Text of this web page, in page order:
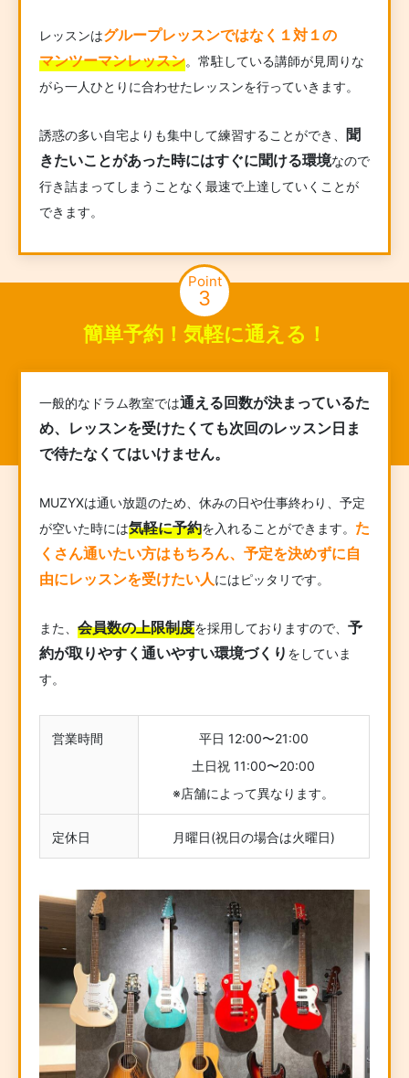
レッスンはグループレッスンではなく１対１の
マンツーマンレッスン。常駐している講師が見周りな
がら一人ひとりに合わせたレッスンを行っていきます。
誘惑の多い自宅よりも集中して練習することができ、 聞
きたいことがあった時にはすぐに聞ける環境なので
行き詰まってしまうことなく最速で上達していくことが
できます。
Point
3
簡単予約！気軽に通える！
一般的なドラム教室では通える回数が決まっているた
め、レッスンを受けたくても次回のレッスン日ま
で待たなくてはいけません。
MUZYXは通い放題のため、休みの日や仕事終わり、予定
が空いた時には気軽に予約を入れることができます。 た
くさん通いたい方はもちろん、予定を決めずに自
由にレッスンを受けたい人にはピッタリです。
また、 会員数の上限制度を採用しておりますので、 予
約が取りやすく通いやすい環境づくり をしていま
す。
営業時間
平日 12:00〜21:00
土日祝 11:00〜20:00
※店舗によって異なります。
定休日 月曜日(祝日の場合は火曜日)